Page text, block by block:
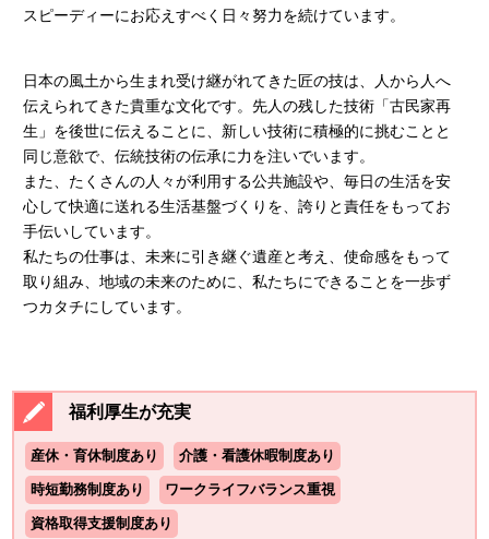
スピーディーにお応えすべく日々努力を続けています。
日本の風土から生まれ受け継がれてきた匠の技は、人から人へ
伝えられてきた貴重な文化です。先人の残した技術「古民家再
生」を後世に伝えることに、新しい技術に積極的に挑むことと
同じ意欲で、伝統技術の伝承に力を注いでいます。
また、たくさんの人々が利用する公共施設や、毎日の生活を安
心して快適に送れる生活基盤づくりを、誇りと責任をもってお
手伝いしています。
私たちの仕事は、未来に引き継ぐ遺産と考え、使命感をもって
取り組み、地域の未来のために、私たちにできることを一歩ず
つカタチにしています。
福利厚生が充実
産休・育休制度あり 介護・看護休暇制度あり
時短勤務制度あり ワークライフバランス重視
資格取得支援制度あり